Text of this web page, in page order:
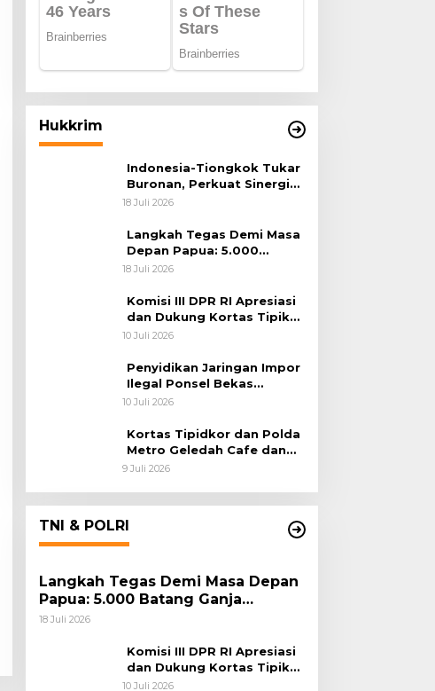
Hukkrim
Indonesia-Tiongkok Tukar
Buronan, Perkuat Sinergi
Penegakan Hukum Lintas
18 Juli 2026
Langkah Tegas Demi Masa
Depan Papua: 5.000
Batang Ganja Berhasil
Habema
18 Juli 2026
Komisi III DPR RI Apresiasi
dan Dukung Kortas Tipikor
Polri Usut Dugaan Korupsi
10 Juli 2026
Penyidikan Jaringan Impor
Ilegal Ponsel Bekas
Rampung, Tiga Tersangka
10 Juli 2026
Kortas Tipidkor dan Polda
Metro Geledah Cafe dan
Money Changer
9 Juli 2026
TNI & POLRI
Langkah Tegas Demi Masa Depan
Papua: 5.000 Batang Ganja
Berhasil Diungkap Koops TNI
18 Juli 2026
Komisi III DPR RI Apresiasi
dan Dukung Kortas Tipikor
Polri Usut Dugaan Korupsi
10 Juli 2026